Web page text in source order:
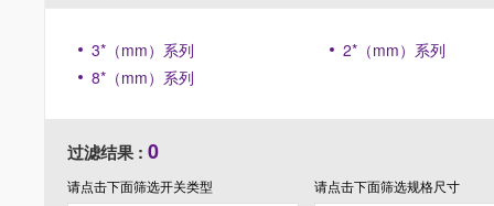
3*（mm）系列
2*（mm）系列
8*（mm）系列
过滤结果 : 0
请点击下面筛选开关类型 请点击下面筛选规格尺寸